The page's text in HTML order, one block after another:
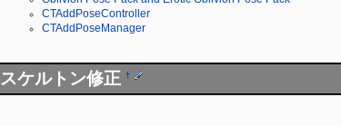
CTAddPoseController
CTAddPoseManager
スケルトン修正 †